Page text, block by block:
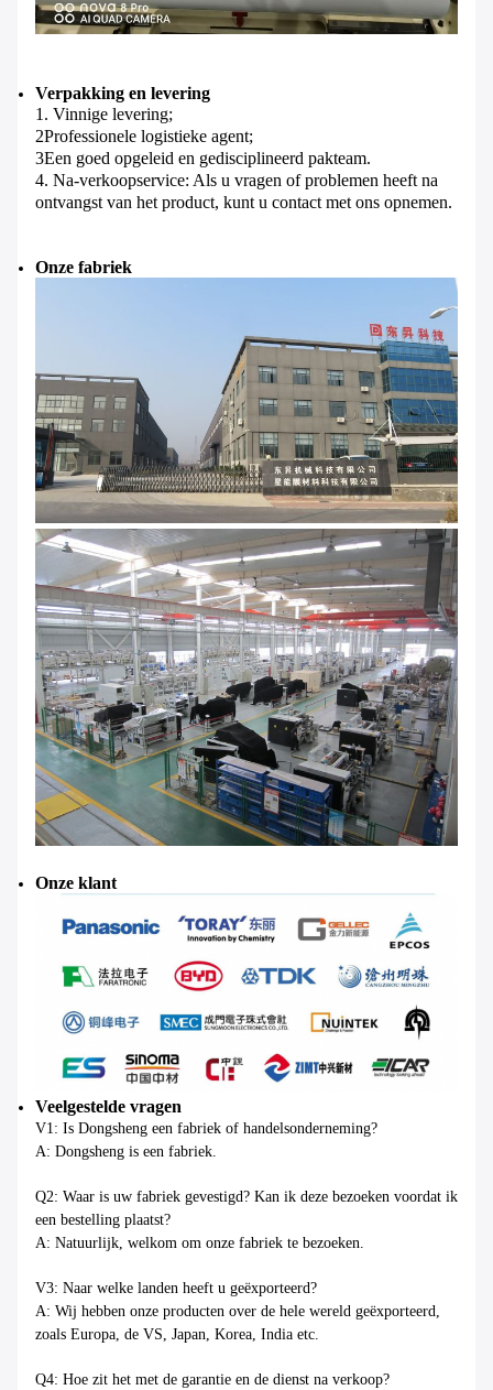
Verpakking en levering
1. Vinnige levering;
2Professionele logistieke agent;
3Een goed opgeleid en gedisciplineerd pakteam.
4. Na-verkoopservice: Als u vragen of problemen heeft na
ontvangst van het product, kunt u contact met ons opnemen.
Onze fabriek
Onze klant
Veelgestelde vragen
V1: Is Dongsheng een fabriek of handelsonderneming?
A: Dongsheng is een fabriek.
Q2: Waar is uw fabriek gevestigd? Kan ik deze bezoeken voordat ik
een bestelling plaatst?
A: Natuurlijk, welkom om onze fabriek te bezoeken.
V3: Naar welke landen heeft u geëxporteerd?
A: Wij hebben onze producten over de hele wereld geëxporteerd,
zoals Europa, de VS, Japan, Korea, India etc.
Q4: Hoe zit het met de garantie en de dienst na verkoop?